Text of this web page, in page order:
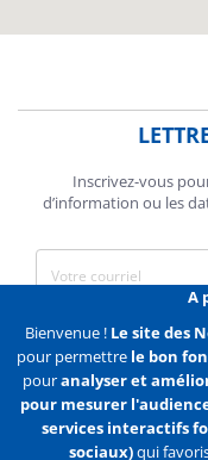
Inscrivez-vous
d’information ou les
J'accepte de
A
Bienvenue ! Le site des
pour permettre le bon
pouranalyser et
pour mesurer
services interactifs
sociaux)qui